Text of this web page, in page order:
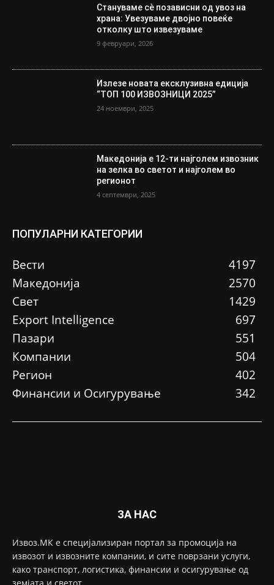
Стануваме сè позависни од увоз на
храна: Увезуваме двојно повеќе
отколку што извезуваме
9 февруари, 2026
Излезе новата ексклузивна едиција
“ТОП 100 ИЗВОЗНИЦИ 2025”
24 ноември, 2025
Македонија е 12-ти најголем извозник
на зелка во светот и најголем во
регионот
4 септември, 2025
ПОПУЛАРНИ КАТЕГОРИИ
Вести
4197
Македонија
2570
Свет
1429
Еxport Intelligence
697
Пазари
551
Компании
504
Регион
402
Финансии и Осигурување
342
ЗА НАС
Извоз.МК е специјализиран портал за промоција на
извозот и извозните компании, и сите поврзани услуги,
како транспорт, логистика, финансии и осигурување од